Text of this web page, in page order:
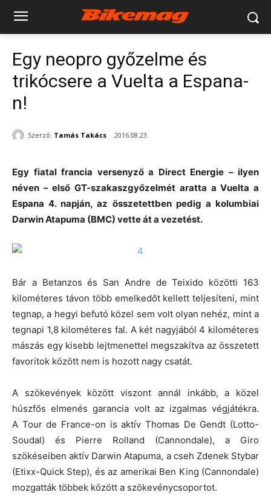
Egy neopro győzelme és
trikócsere a Vuelta a Espana-
n!
Szerző: Tamás Takács 2016.08.23.
Egy fiatal francia versenyző a Direct Energie – ilyen
néven – első GT-szakaszgyőzelmét aratta a Vuelta a
Espana 4. napján, az összetettben pedig a kolumbiai
Darwin Atapuma (BMC) vette át a vezetést.
Bár a Betanzos és San Andre de Teixido közötti 163
kilométeres távon több emelkedőt kellett teljesíteni, mint
tegnap, a hegyi befutó közel sem volt olyan nehéz, mint a
tegnapi 1,8 kilométeres fal. A két nagyjából 4 kilométeres
mászás egy kisebb lejtmenettel megszakítva az összetett
favoritok között nem is hozott nagy csatát.
A szökevények között viszont annál inkább, a közel
húszfős elmenés garancia volt az izgalmas végjátékra.
A Tour de France-on is aktív Thomas De Gendt (Lotto-
Soudal) és Pierre Rolland (Cannondale), a Giro
szökéseiben aktív Darwin Atapuma, a cseh Zdenek Stybar
(Etixx-Quick Step), és az amerikai Ben King (Cannondale)
mozgatták többek között a szökevénycsoportot.